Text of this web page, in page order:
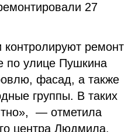
27
контролируют ремонт
улице Пушкина
фасад, а также
группы. В таких
— отметила
центра Людмила.